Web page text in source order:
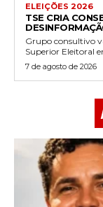
ELEIÇÕES 2026
TSE CRIA
Grupo consultivo
Superior Eleitoral
7 de agosto de 2026